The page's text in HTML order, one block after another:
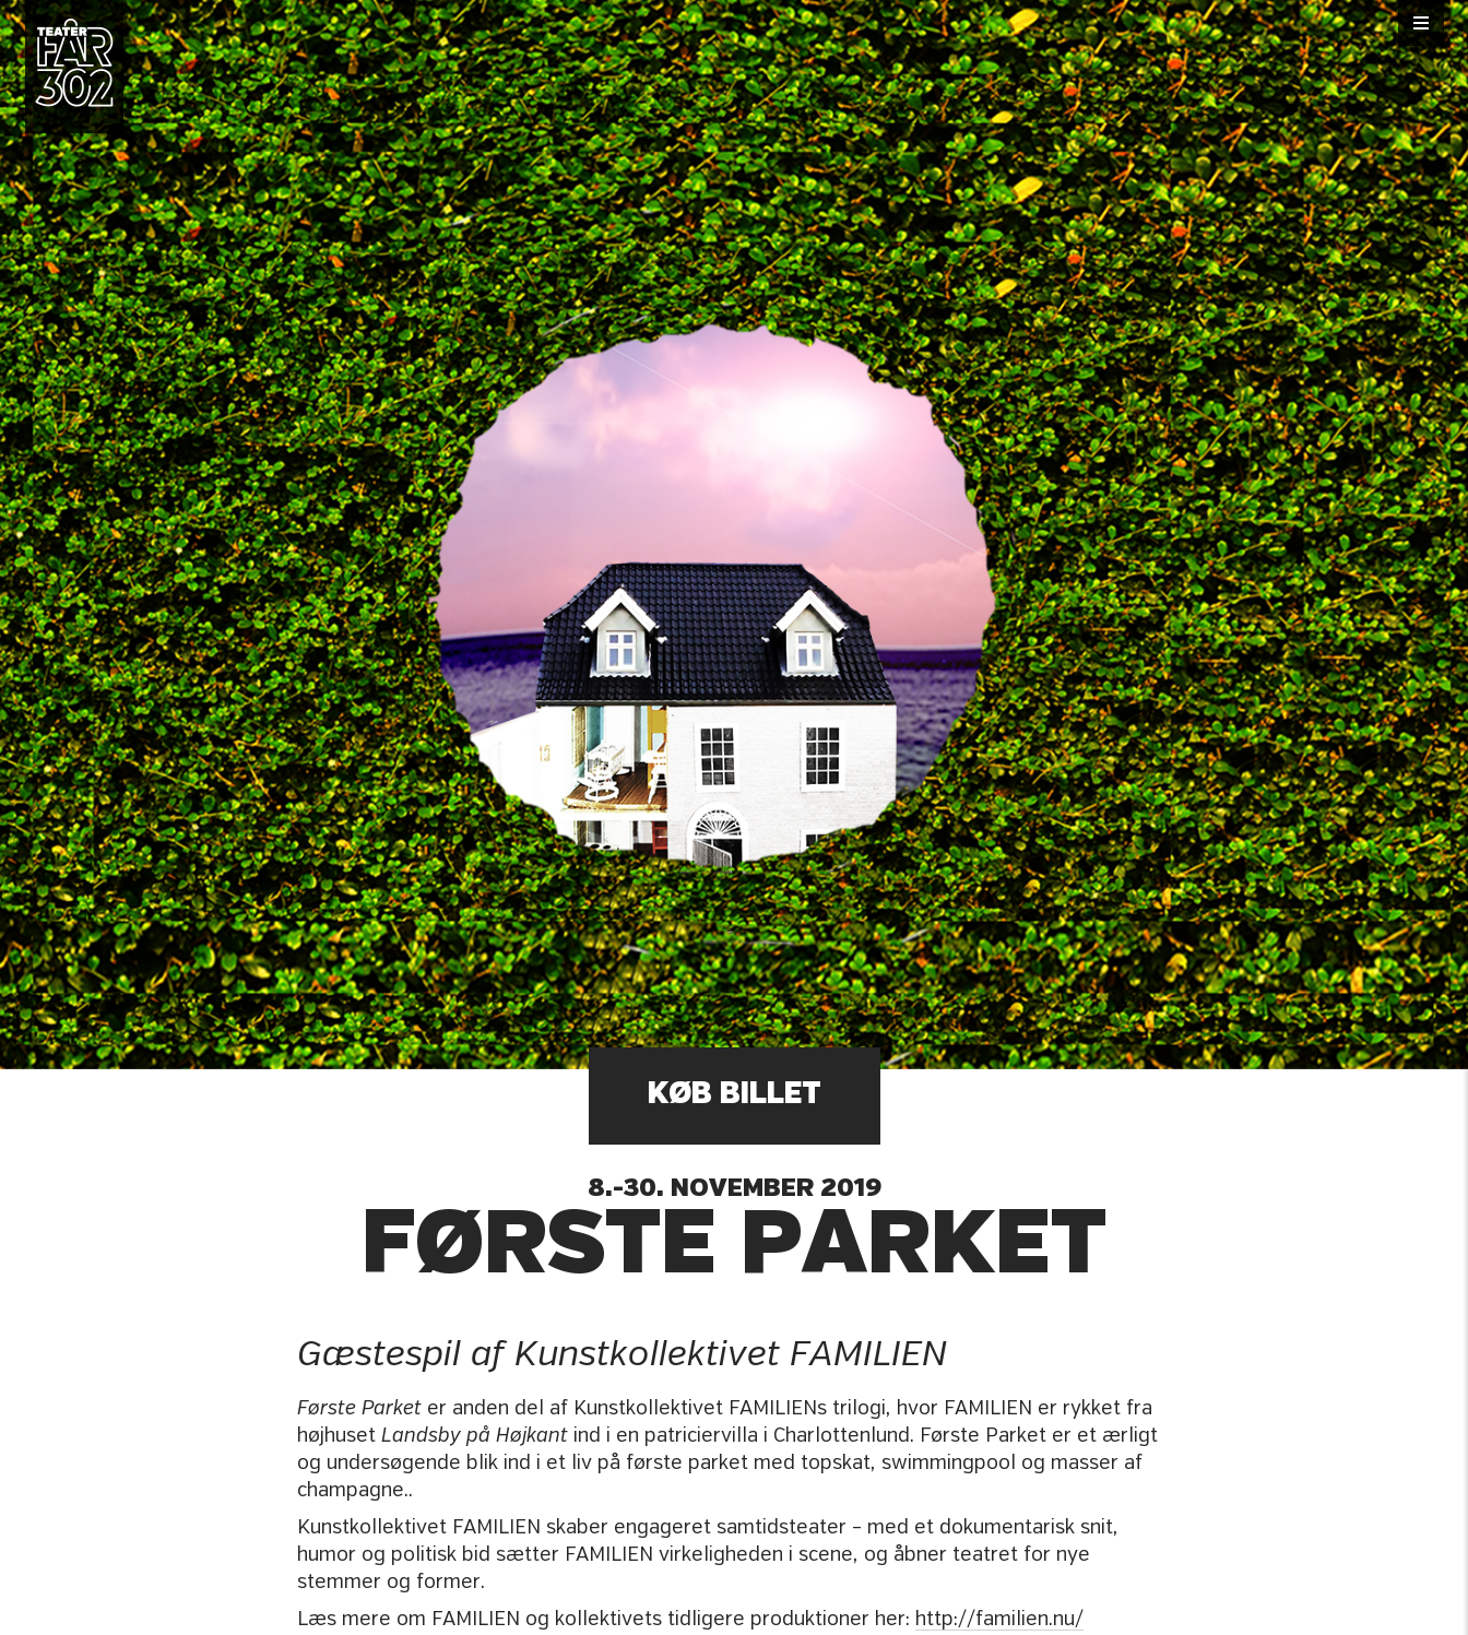
KØB BILLET
8.-30. NOVEMBER 2019
FØRSTE PARKET
Gæstespil af Kunstkollektivet FAMILIEN
Første Parket er anden del af Kunstkollektivet FAMILIENs trilogi, hvor FAMILIEN er rykket fra
højhuset Landsby på Højkant ind i en patriciervilla i Charlottenlund. Første Parket er et ærligt
og undersøgende blik ind i et liv på første parket med topskat, swimmingpool og masser af
champagne..
Kunstkollektivet FAMILIEN skaber engageret samtidsteater – med et dokumentarisk snit,
humor og politisk bid sætter FAMILIEN virkeligheden i scene, og åbner teatret for nye
stemmer og former.
Læs mere om FAMILIEN og kollektivets tidligere produktioner her: http://familien.nu/